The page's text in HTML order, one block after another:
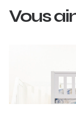
Vous